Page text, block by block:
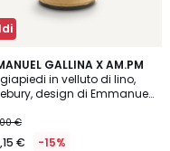
GALLINA X AM.PM
in velluto di lino,
design di Emmanuel
€
€ -15%